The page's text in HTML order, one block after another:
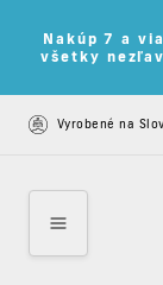
Nakúp 7 a
všetky
Vyrobené na